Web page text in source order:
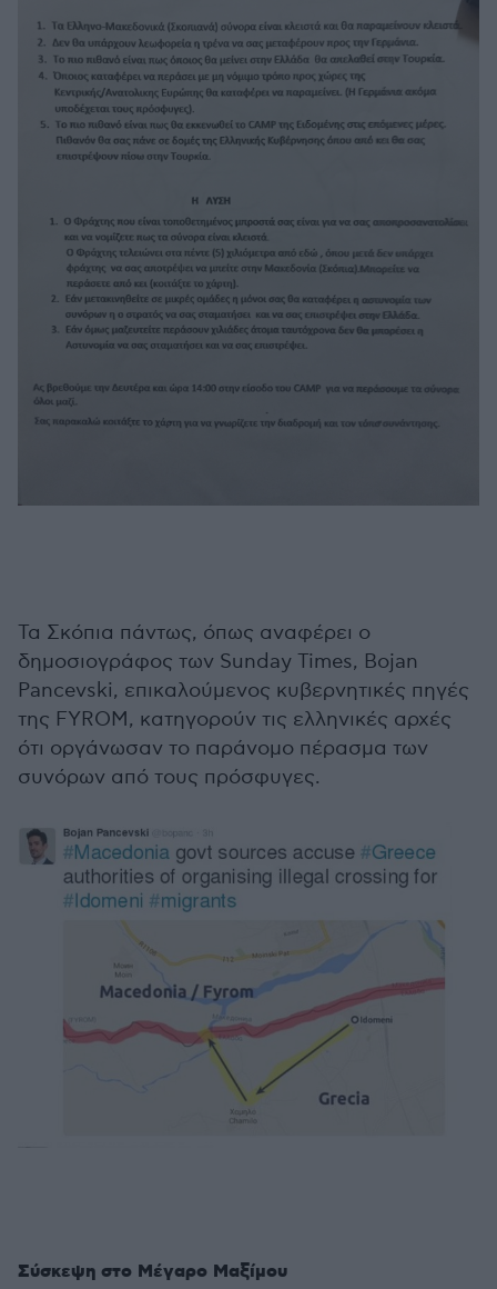
Τα Σκόπια πάντως, όπως αναφέρει ο
δημοσιογράφος των Sunday Times, Bojan
Pancevski, επικαλούμενος κυβερνητικές πηγές
της FYROM, κατηγορούν τις ελληνικές αρχές
ότι οργάνωσαν το παράνομο πέρασμα των
συνόρων από τους πρόσφυγες.
Σύσκεψη στο Μέγαρο Μαξίμου